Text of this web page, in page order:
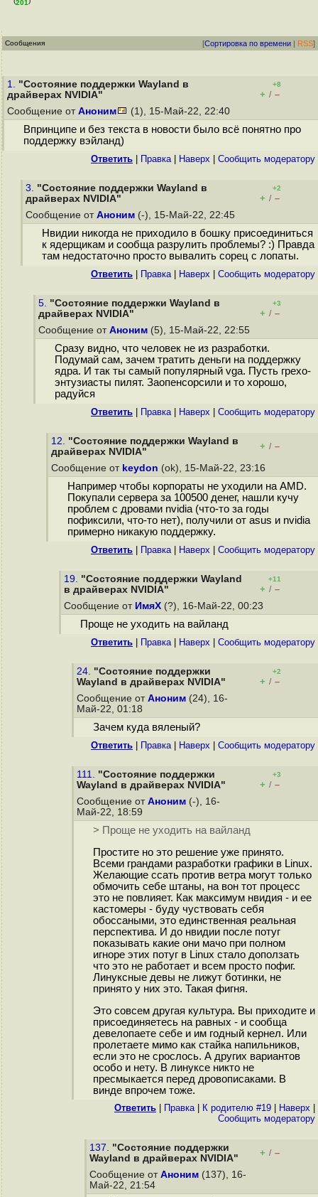
201
Сообщения [Сортировка по времени | RSS]
1. "Состояние поддержки Wayland в
драйверах NVIDIA"
+8
+ / –
Сообщение от Аноним (1), 15-Май-22, 22:40
Впринципе и без текста в новости было всё понятно про
поддержку вэйланд)
Ответить Правка| Наверх Cообщить модератору
3. "Состояние поддержки Wayland в
драйверах NVIDIA"
+2
+ / –
Сообщение от Аноним (-), 15-Май-22, 22:45
Нвидии никогда не приходило в бошку присоединиться
к ядерщикам и сообща разрулить проблемы? :) Правда
там недостаточно просто вывалить сорец с лопаты.
Ответить Правка| Наверх Cообщить модератору
5. "Состояние поддержки Wayland в
драйверах NVIDIA"
+3
+ / –
Сообщение от Аноним (5), 15-Май-22, 22:55
Сразу видно, что человек не из разработки.
Подумай сам, зачем тратить деньги на поддержку
ядра. И так ты самый популярный vga. Пусть грехо-
энтузиасты пилят. Заопенсорсили и то хорошо,
радуйся
Ответить Правка| Наверх Cообщить модератору
12. "Состояние поддержки Wayland в
драйверах NVIDIA"
+ / –
Сообщение от keydon (ok), 15-Май-22, 23:16
Например чтобы корпораты не уходили на AMD.
Покупали сервера за 100500 денег, нашли кучу
проблем с дровами nvidia (что-то за годы
пофиксили, что-то нет), получили от asus и nvidia
примерно никакую поддержку.
Ответить Правка| Наверх Cообщить модератору
19. "Состояние поддержки Wayland
в драйверах NVIDIA"
+11
+ / –
Сообщение от ИмяХ (?), 16-Май-22, 00:23
Проще не уходить на вайланд
Ответить Правка| Наверх Cообщить модератору
24. "Состояние поддержки
Wayland в драйверах NVIDIA"
+2
+ / –
Сообщение от Аноним (24), 16-
Май-22, 01:18
Зачем куда вяленый?
Ответить Правка| Наверх Cообщить модератору
111. "Состояние поддержки
Wayland в драйверах NVIDIA"
+3
+ / –
Сообщение от Аноним (-), 16-
Май-22, 18:59
> Проще не уходить на вайланд
Простите но это решение уже принято.
Всеми грандами разработки графики в Linux.
Желающие ссать против ветра могут только
обмочить себе штаны, на вон тот процесс
это не повлияет. Как максимум нвидия - и ее
кастомеры - буду чуствовать себя
обоссаными, это единственная реальная
перспектива. И до нвидии после потуг
показывать какие они мачо при полном
игноре этих потуг в Linux стало доползать
что это не работает и всем просто пофиг.
Линуксные девы не лижут ботинки, не
принято у них это. Такая фигня.
Это совсем другая культура. Вы приходите и
присоединяетесь на равных - и сообща
девелопаете себе и им годный кернел. Или
пролетаете мимо как стайка напильников,
если это не срослось. А других вариантов
особо и нету. В линуксе никто не
пресмыкается перед дровописаками. В
винде впрочем тоже.
Ответить Правка| К родителю #19 Наверх
Cообщить модератору
137. "Состояние поддержки
Wayland в драйверах NVIDIA"
+ / –
Сообщение от Аноним (137), 16-
Май-22, 21:54